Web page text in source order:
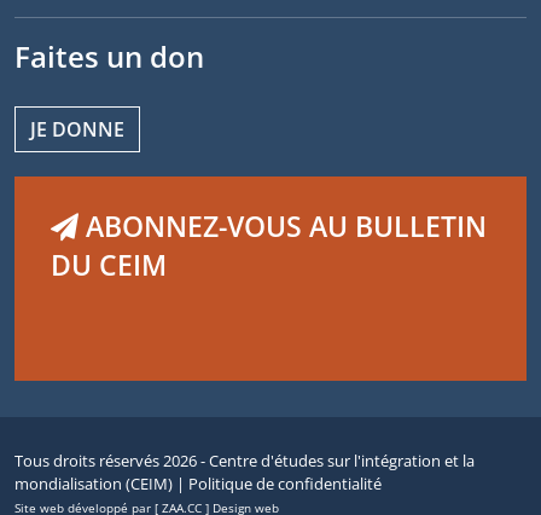
Faites un don
JE DONNE
ABONNEZ-VOUS AU BULLETIN
DU CEIM
Tous droits réservés 2026 - Centre d'études sur l'intégration et la
mondialisation (CEIM) | Politique de confidentialité
Site web développé par [ ZAA.CC ] Design web